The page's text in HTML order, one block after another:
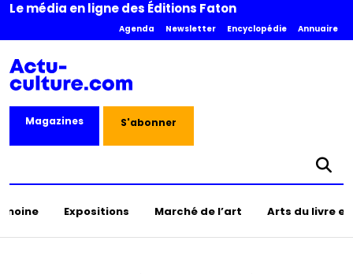
Le média en ligne des Éditions Faton
Agenda Newsletter Encyclopédie Annuaire
Magazines S'abonner
Expositions Marché de l’art Arts du livre